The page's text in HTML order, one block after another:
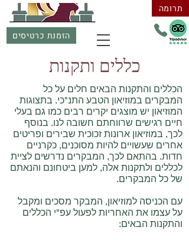
הזמנת כרטיסים
תרומה
כללים ותקנות
הכללים והתקנות הבאים חלים על כל
המבקרים במוזיאון הטבע התנ"כי. בתצוגות
המוזיאון יש מוצגים יקרים רבים כמו גם בעלי
חיים רגישים שרווחתם חשובה לנו. בנוסף
לכך, במוזיאון ארונות זכוכית שבירים ופריטים
אחרים שעשויים להיות מסוכנים, כקרניים
חדות. בהתאם לכך, המבקרים נדרשים לציית
לכללים ולתקנות אלה, למען ביטחונם והנאתם
של כל המבקרים.
עם הכניסה למוזיאון, המבקר מסכים ומקבל
על עצמו את האחריות לפעול עפ"י הכללים
והתקנות הבאים: